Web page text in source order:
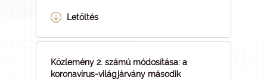
Letöltés
Közlemény 2. számú módosítása: a
koronavírus-világjárvány második